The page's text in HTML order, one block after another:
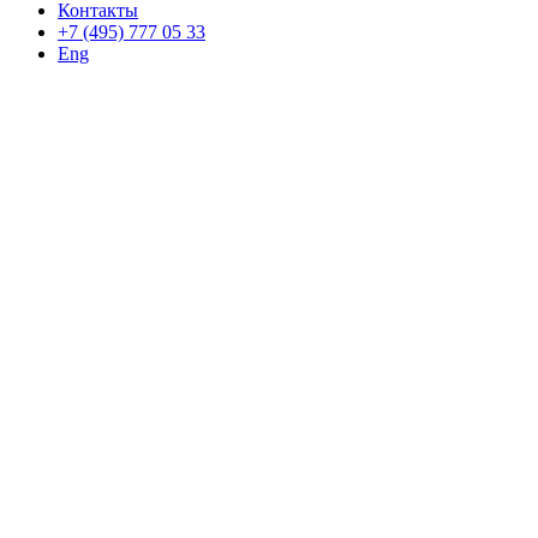
Контакты
+7 (495) 777 05 33
Eng